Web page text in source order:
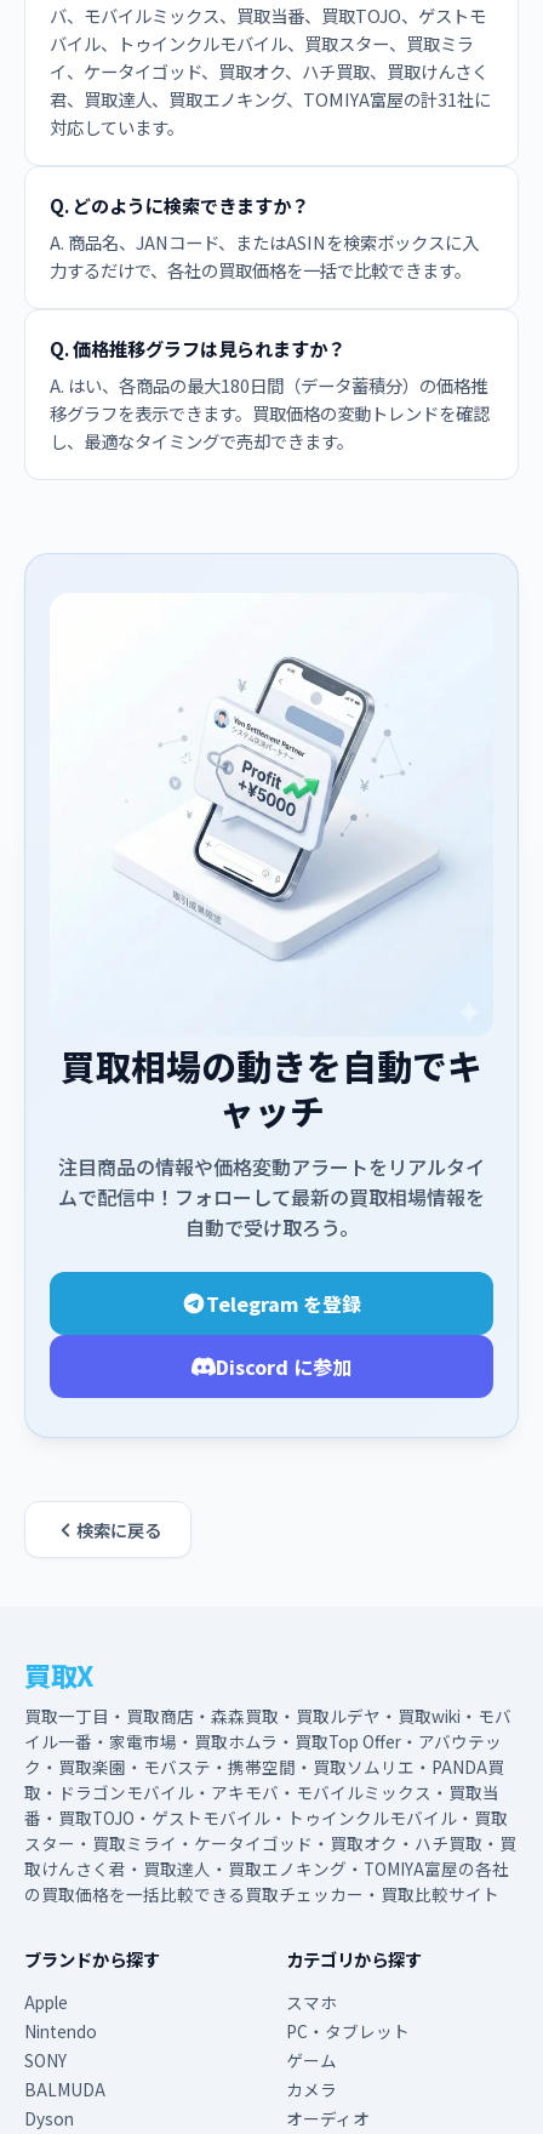
バ、モバイルミックス、買取当番、買取TOJO、ゲストモ
バイル、トゥインクルモバイル、買取スター、買取ミラ
イ、ケータイゴッド、買取オク、ハチ買取、買取けんさく
君、買取達人、買取エノキング、TOMIYA富屋の計31社に
対応しています。
Q. どのように検索できますか？
A. 商品名、JANコード、またはASINを検索ボックスに入
力するだけで、各社の買取価格を一括で比較できます。
Q. 価格推移グラフは見られますか？
A. はい、各商品の最大180日間（データ蓄積分）の価格推
移グラフを表示できます。買取価格の変動トレンドを確認
し、最適なタイミングで売却できます。
買取相場の動きを自動でキ
ャッチ
注目商品の情報や価格変動アラートをリアルタイ
ムで配信中！フォローして最新の買取相場情報を
自動で受け取ろう。
Telegram を登録
Discord に参加
検索に戻る
買取X
買取一丁目・買取商店・森森買取・買取ルデヤ・買取wiki・モバ
イル一番・家電市場・買取ホムラ・買取Top Offer・アバウテッ
ク・買取楽園・モバステ・携帯空間・買取ソムリエ・PANDA買
取・ドラゴンモバイル・アキモバ・モバイルミックス・買取当
番・買取TOJO・ゲストモバイル・トゥインクルモバイル・買取
スター・買取ミライ・ケータイゴッド・買取オク・ハチ買取・買
取けんさく君・買取達人・買取エノキング・TOMIYA富屋の各社
の買取価格を一括比較できる買取チェッカー・買取比較サイト
ブランドから探す
Apple
Nintendo
SONY
BALMUDA
Dyson
カテゴリから探す
スマホ
PC・タブレット
ゲーム
カメラ
オーディオ